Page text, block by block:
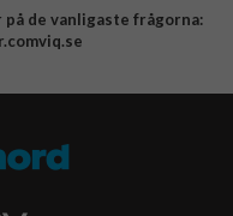
de vanligaste frågorna: